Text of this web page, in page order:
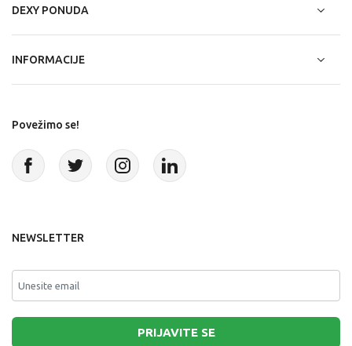
DEXY PONUDA
INFORMACIJE
Povežimo se!
NEWSLETTER
PRIJAVITE SE